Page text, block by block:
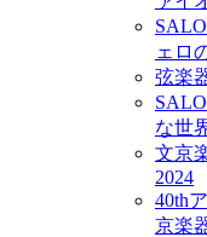
ェロ
弦楽
な世
文京
2024
40th
京楽